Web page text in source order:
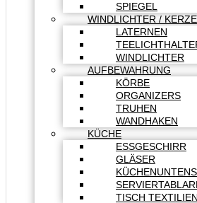
SPIEGEL
WINDLICHTER /
LATERNEN
WINDLICHTER
AUFBEWAHRUNG
KÖRBE
ORGANIZERS
TRUHEN
WANDHAKEN
KÜCHE
ESSGESCHIRR
GLÄSER
TISCH TEXTILIEN